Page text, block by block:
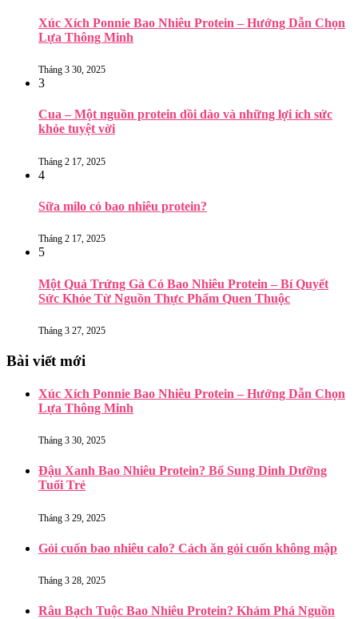
Xúc Xích Ponnie Bao Nhiêu Protein – Hướng Dẫn Chọn
Lựa Thông Minh
Tháng 3 30, 2025
3
Cua – Một nguồn protein dồi dào và những lợi ích sức
khỏe tuyệt vời
Tháng 2 17, 2025
4
Sữa milo có bao nhiêu protein?
Tháng 2 17, 2025
5
Một Quả Trứng Gà Có Bao Nhiêu Protein – Bí Quyết
Sức Khỏe Từ Nguồn Thực Phẩm Quen Thuộc
Tháng 3 27, 2025
Bài viết mới
Xúc Xích Ponnie Bao Nhiêu Protein – Hướng Dẫn Chọn
Lựa Thông Minh
Tháng 3 30, 2025
Đậu Xanh Bao Nhiêu Protein? Bổ Sung Dinh Dưỡng
Tuổi Trẻ
Tháng 3 29, 2025
Gỏi cuốn bao nhiêu calo? Cách ăn gỏi cuốn không mập
Tháng 3 28, 2025
Râu Bạch Tuộc Bao Nhiêu Protein? Khám Phá Nguồn